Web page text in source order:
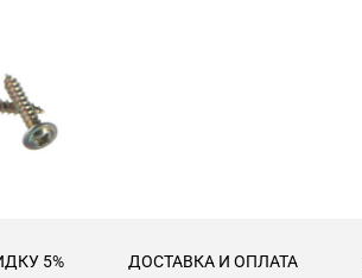
5% ДОСТАВКА И ОПЛАТА